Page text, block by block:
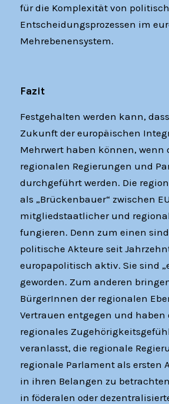
für die Komplexität von
Entscheidungsprozessen im
Mehrebenensystem.
Fazit
Festgehalten werden kann,
Zukunft der europäischen
Mehrwert haben können, wenn
regionalen Regierungen und
durchgeführt werden. Die
als „Brückenbauer“ zwischen
mitgliedstaatlicher und
fungieren. Denn zum einen
politische Akteure seit
europapolitisch aktiv. Sie sind
geworden. Zum anderen
BürgerInnen der regionalen
Vertrauen entgegen und haben
regionales
veranlasst, die regionale
regionale Parlament als ersten
in ihren Belangen zu
in föderalen oder